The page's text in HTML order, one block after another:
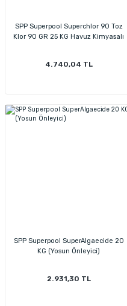
SPP Superpool Superchlor 90 Toz
Klor 90 GR 25 KG Havuz Kimyasalı
4.740,04 TL
SPP Superpool SuperAlgaecide 20
KG (Yosun Önleyici)
2.931,30 TL